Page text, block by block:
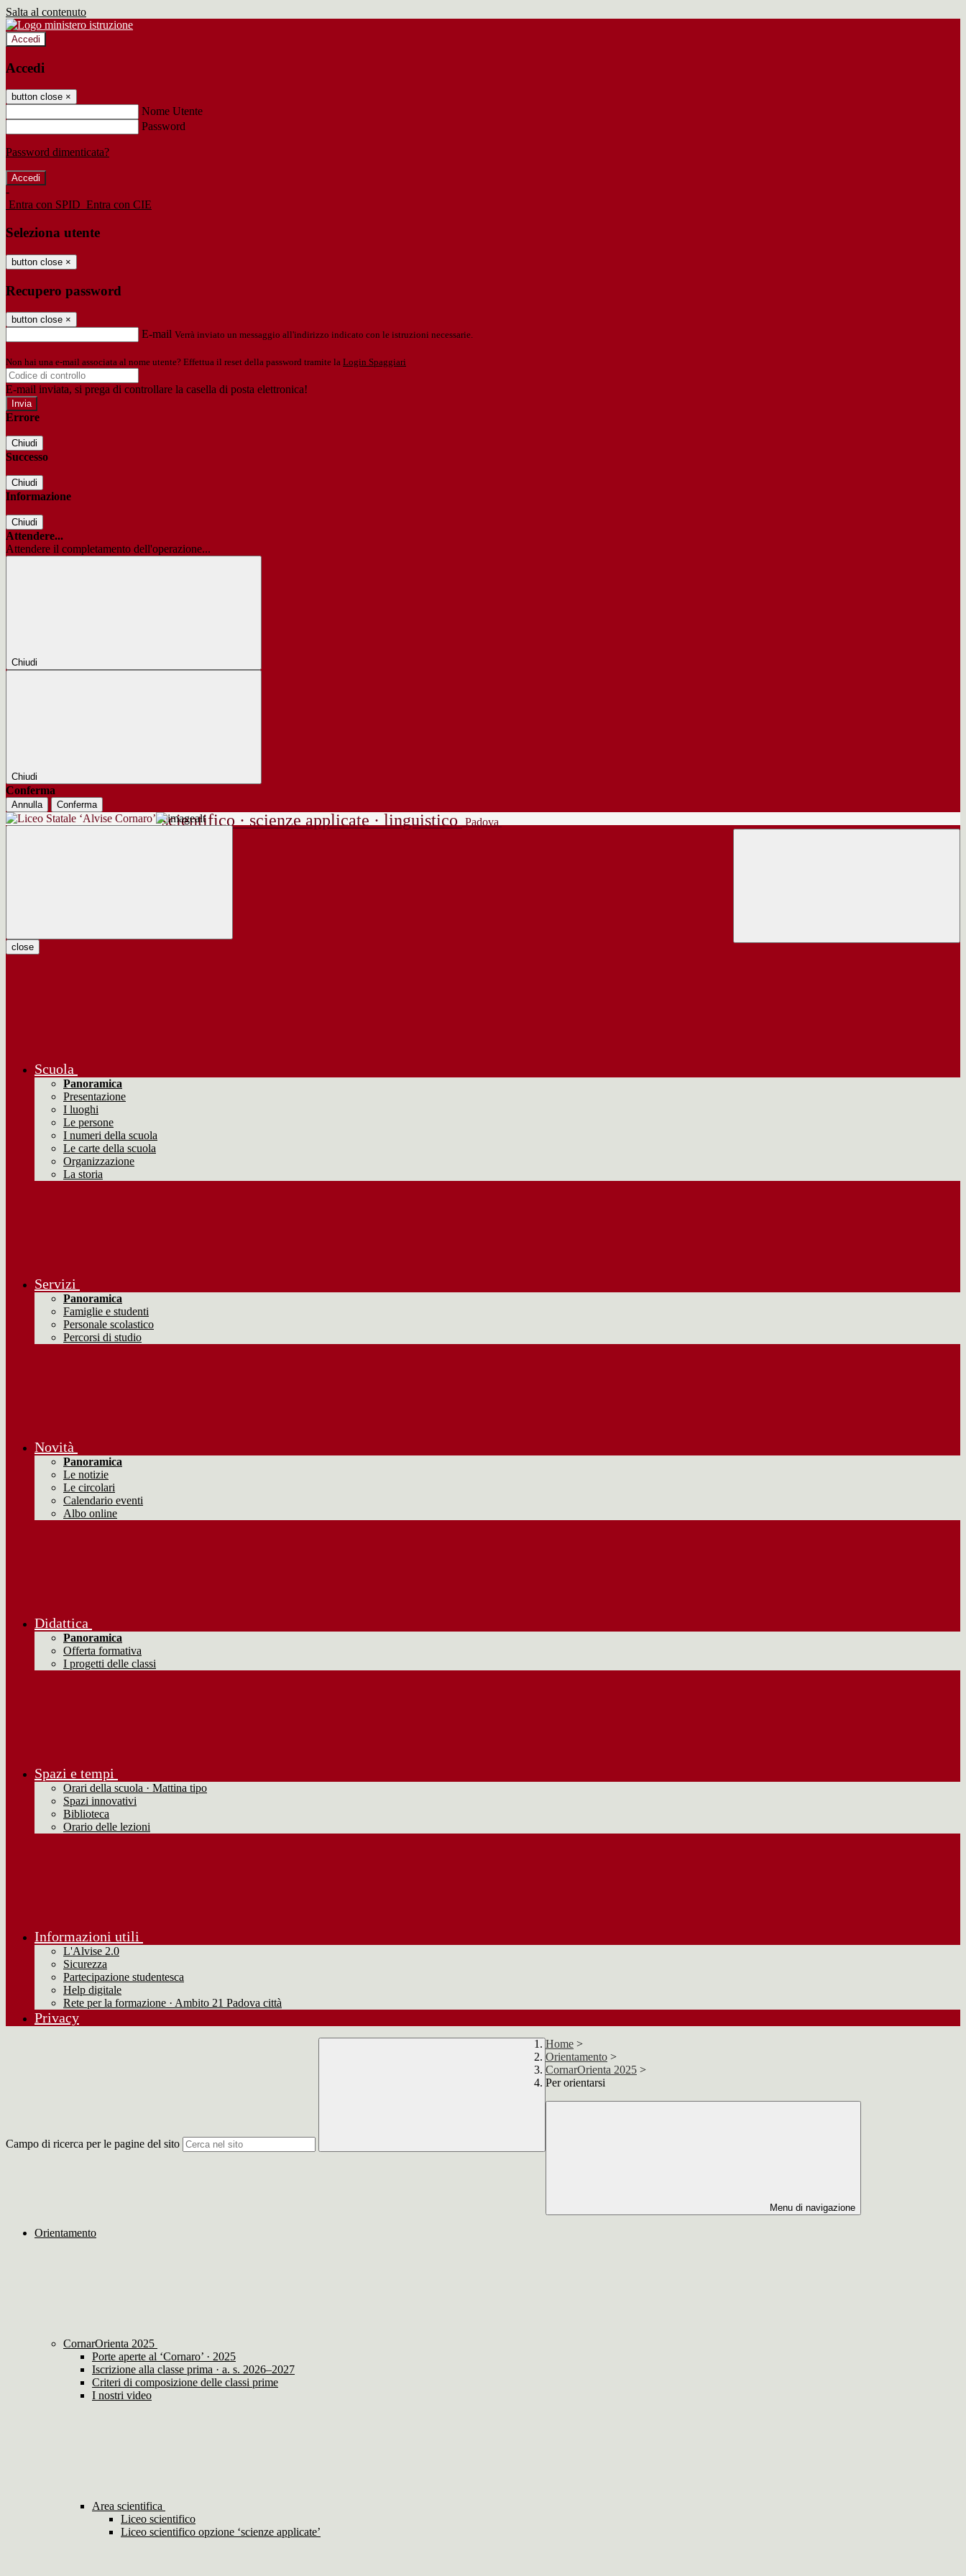
Salta al contenuto
Accedi
Accedi
button close ×
Nome Utente
Password
Password dimenticata?
-
Entra con SPID Entra con CIE
Seleziona utente
button close ×
Recupero password
button close ×
E-mail Verrà inviato un messaggio all'indirizzo indicato con le istruzioni necessarie.
Non hai una e-mail associata al nome utente? Effettua il reset della password tramite la Login Spaggiari
E-mail inviata, si prega di controllare la casella di posta elettronica!
Errore
Chiudi
Successo
Chiudi
Informazione
Chiudi
Attendere...
Attendere il completamento dell'operazione...
Chiudi
Chiudi
Conferma
Annulla Conferma
scientifico · scienze applicate · linguistico Padova
close
Scuola
Panoramica
Presentazione
I luoghi
Le persone
I numeri della scuola
Le carte della scuola
Organizzazione
La storia
Servizi
Panoramica
Famiglie e studenti
Personale scolastico
Percorsi di studio
Novità
Panoramica
Le notizie
Le circolari
Calendario eventi
Albo online
Didattica
Panoramica
Offerta formativa
I progetti delle classi
Spazi e tempi
Orari della scuola · Mattina tipo
Spazi innovativi
Biblioteca
Orario delle lezioni
Informazioni utili
L'Alvise 2.0
Sicurezza
Partecipazione studentesca
Help digitale
Rete per la formazione · Ambito 21 Padova città
Privacy
Campo di ricerca per le pagine del sito
Home >
Orientamento >
CornarOrienta 2025 >
Per orientarsi
Menu di navigazione
Orientamento
CornarOrienta 2025
Porte aperte al ‘Cornaro’ · 2025
Iscrizione alla classe prima · a. s. 2026–2027
Criteri di composizione delle classi prime
I nostri video
Area scientifica
Liceo scientifico
Liceo scientifico opzione ‘scienze applicate’